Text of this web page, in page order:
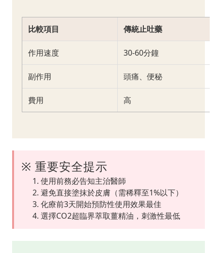
比較項目 傳統止吐藥
作用速度 30-60分鐘
副作用 頭痛、便秘
費用 高
※ 重要安全提示
使用前務必告知主治醫師
避免直接塗抹於皮膚（需稀釋至1%以下）
化療前3天開始預防性使用效果最佳
選擇CO2超臨界萃取薑精油，刺激性最低